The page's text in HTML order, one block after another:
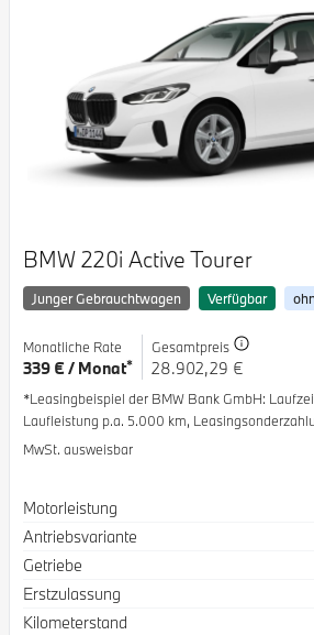
BMW 220i Active Tourer
Junger Gebrauchtwagen Verfügbar
Monatliche Rate
339 € / Monat*
Gesamtpreis
28.902,29 €
*Leasingbeispiel der BMW Bank GmbH:
Laufleistung p.a. 5.000 km,
MwSt. ausweisbar
Spezifikation
Motorleistung
Antriebsvariante
Getriebe
Erstzulassung
Kilometerstand